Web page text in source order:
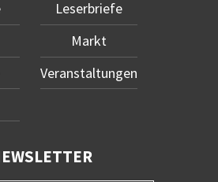
Leserbriefe
Markt
Veranstaltungen